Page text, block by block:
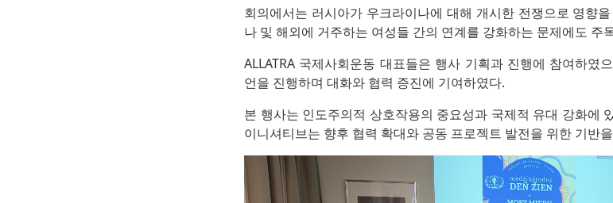
회의에서는 러시아가 우크라이나에 대해 개시한 전쟁으로 영향
나 및 해외에 거주하는 여성들 간의 연계를 강화하는 문제에도 주
ALLATRA 국제사회운동 대표들은 행사 기획과 진행에 참여하였
언을 진행하며 대화와 협력 증진에 기여하였다.
본 행사는 인도주의적 상호작용의 중요성과 국제적 유대 강화에
이니셔티브는 향후 협력 확대와 공동 프로젝트 발전을 위한 기반